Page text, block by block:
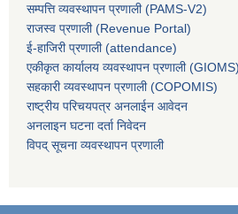
सम्पत्ति व्यवस्थापन प्रणाली (PAMS-V2)
राजस्व प्रणाली (Revenue Portal)
ई-हाजिरी प्रणाली (attendance)
एकीकृत कार्यालय व्यवस्थापन प्रणाली (GIOMS)
सहकारी व्यवस्थापन प्रणाली (COPOMIS)
राष्ट्रीय परिचयपत्र अनलाईन आवेदन
अनलाइन घटना दर्ता निवेदन
विपद् सूचना व्यवस्थापन प्रणाली